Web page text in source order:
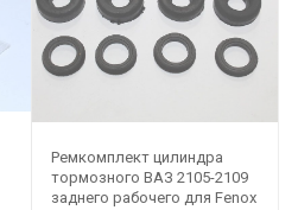
Ремкомплект цилиндра
тормозного ВАЗ 2105-2109
заднего рабочего для Fenox